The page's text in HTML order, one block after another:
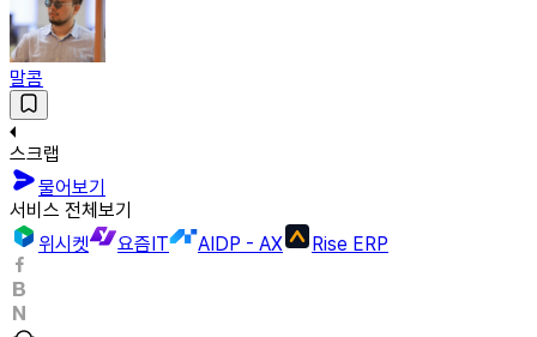
말콤
스크랩
물어보기
서비스 전체보기
위시켓
요즘IT AIDP - AX Rise ERP